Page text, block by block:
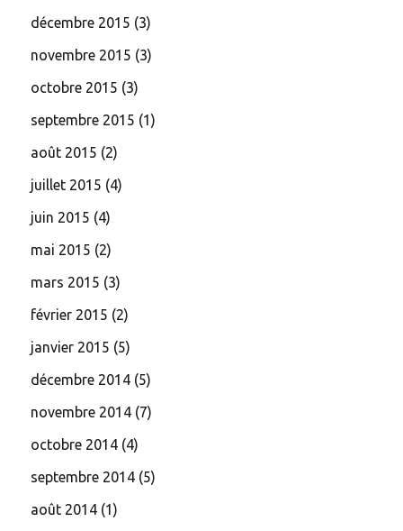
décembre 2015 (3)
novembre 2015 (3)
octobre 2015 (3)
septembre 2015 (1)
août 2015 (2)
juillet 2015 (4)
juin 2015 (4)
mai 2015 (2)
mars 2015 (3)
février 2015 (2)
janvier 2015 (5)
décembre 2014 (5)
novembre 2014 (7)
octobre 2014 (4)
septembre 2014 (5)
août 2014 (1)